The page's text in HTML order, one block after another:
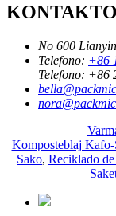
No 600
Telefono: +86
Telefono: +86
Komposteblaj Kafo-
Sako, Reciklado